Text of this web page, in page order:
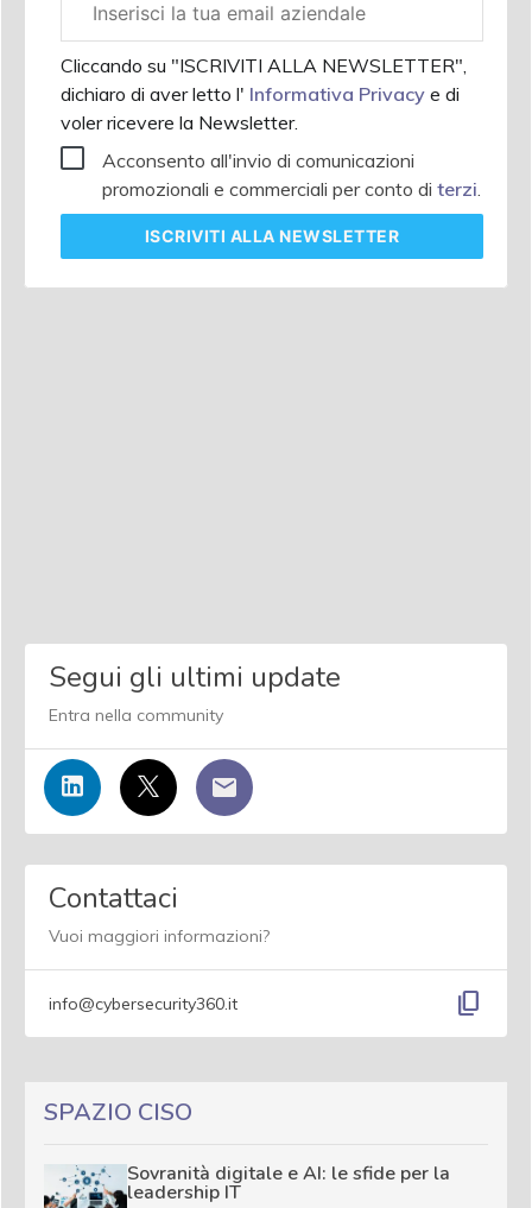
aziendale
Cliccando su "ISCRIVITI ALLA NEWSLETTER",
dichiaro di aver letto l' Informativa Privacy e di
voler ricevere la Newsletter.
Acconsento all'invio di comunicazioni
promozionali e commerciali per conto di terzi.
ISCRIVITI ALLA NEWSLETTER
Segui gli ultimi update
Entra nella community
Contattaci
Vuoi maggiori informazioni?
info@cybersecurity360.it content_copy
SPAZIO CISO
Sovranità digitale e AI: le sfide per la
leadership IT